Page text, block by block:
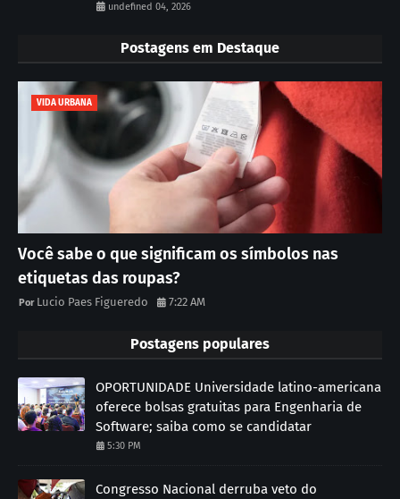
undefined 04, 2026
Postagens em Destaque
VIDA URBANA
Você sabe o que significam os símbolos nas
etiquetas das roupas?
Lucio Paes Figueredo 7:22 AM
Postagens populares
OPORTUNIDADE Universidade latino-americana
oferece bolsas gratuitas para Engenharia de
Software; saiba como se candidatar
5:30 PM
Congresso Nacional derruba veto do